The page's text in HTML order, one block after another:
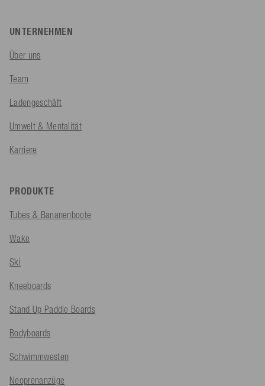
UNTERNEHMEN
Über uns
Team
Ladengeschäft
Umwelt & Mentalität
Karriere
PRODUKTE
Tubes & Bananenboote
Wake
Ski
Kneeboards
Stand Up Paddle Boards
Bodyboards
Schwimmwesten
Neoprenanzüge